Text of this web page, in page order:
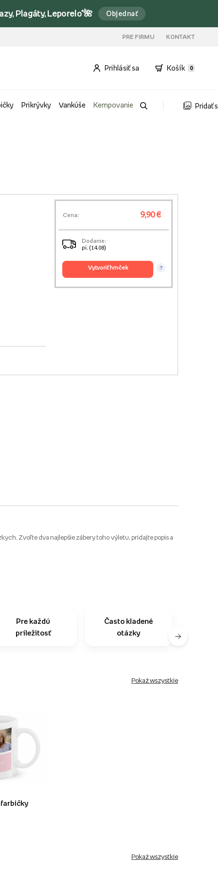
Plagáty, Leporelo*🌺 Objednať
PRE FIRMU KONTAKT
Prihlásiť sa Košík 0
Prikrývky Vankúše Kempovanie Pridať
Cena: 9,90 €
Dodanie:
pi. (14.08)
vytvoriť hrnček ?
Zvoľte dva najlepšie zábery toho výletu, pridajte popis a
Pre každú
príležitosť
Často kladené
otázky
Pokaż wszystkie
Pokaż wszystkie